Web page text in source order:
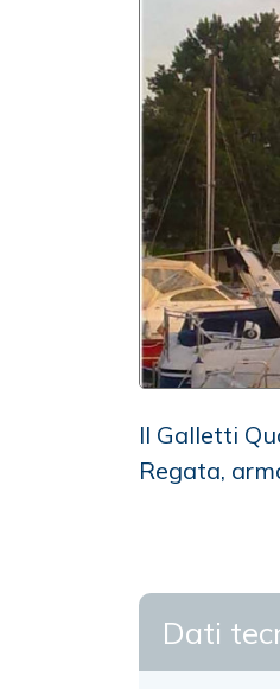
Il Galletti
Regata,
Dati